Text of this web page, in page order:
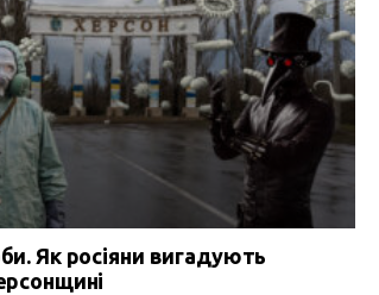
Як росіяни вигадують